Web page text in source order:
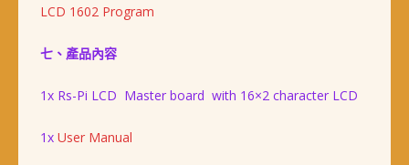
LCD 1602 Program
七、產品內容
1x Rs-Pi LCD Master board with 16×2 character LCD
1x User Manual